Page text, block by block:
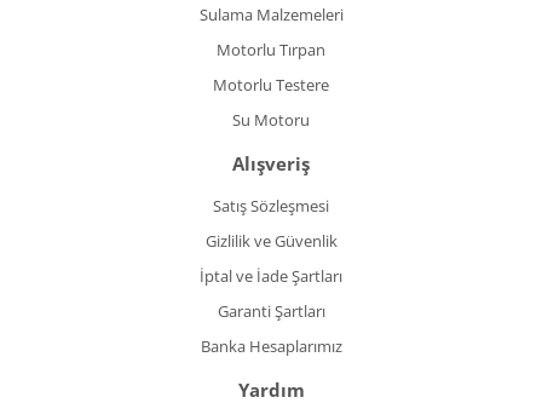
Sulama Malzemeleri
Motorlu Tırpan
Motorlu Testere
Su Motoru
Alışveriş
Satış Sözleşmesi
Gizlilik ve Güvenlik
İptal ve İade Şartları
Garanti Şartları
Banka Hesaplarımız
Yardım